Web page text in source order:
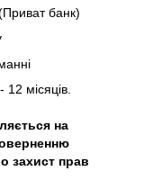
банк)
місяців.
на
захист прав